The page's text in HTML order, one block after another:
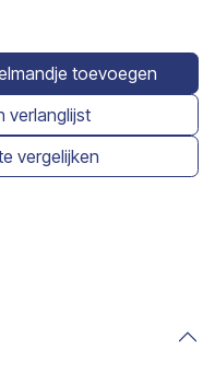
toevoegen
vergelijken
verlanglijst